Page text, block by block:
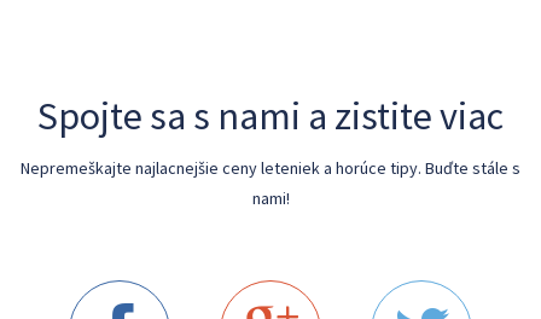
Spojte sa s nami a zistite viac
Nepremeškajte najlacnejšie ceny leteniek a horúce tipy. Buďte stále s
nami!